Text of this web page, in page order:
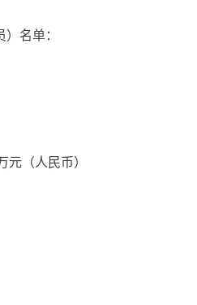
名单：
元（人民币）